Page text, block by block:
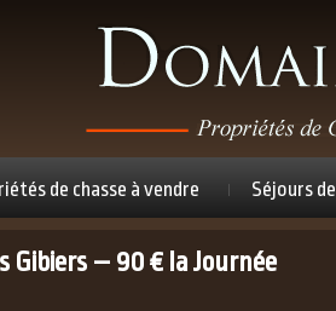
de chasse à vendre Séjours
Gibiers – 90 € la Journée